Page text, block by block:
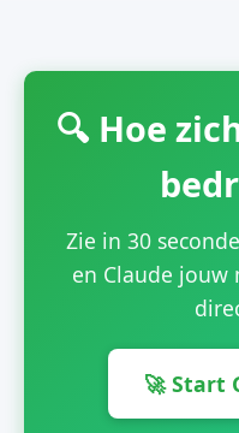
🔍 Hoe
Zie in 30
en Claude jouw
🚀 Start